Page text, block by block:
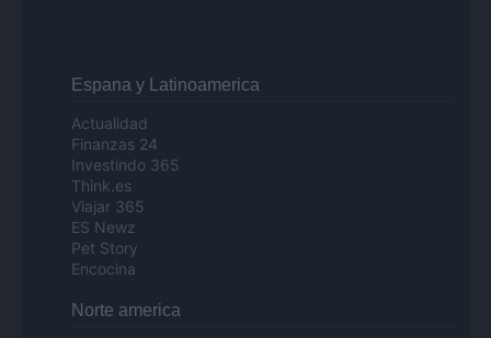
Espana y Latinoamerica
Actualidad
Finanzas 24
Investindo 365
Think.es
Viajar 365
ES Newz
Pet Story
Encocina
Norte america